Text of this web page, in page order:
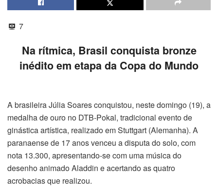
7
Na rítmica, Brasil conquista bronze
inédito em etapa da Copa do Mundo
A brasileira Júlia Soares conquistou, neste domingo (19), a
medalha de ouro no DTB-Pokal, tradicional evento de
ginástica artística, realizado em Stuttgart (Alemanha). A
paranaense de 17 anos venceu a disputa do solo, com
nota 13.300, apresentando-se com uma música do
desenho animado Aladdin e acertando as quatro
acrobacias que realizou.